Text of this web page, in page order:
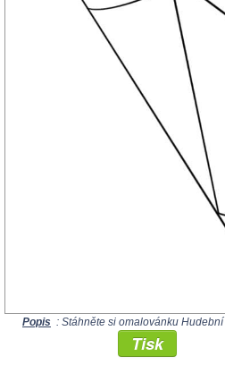
Popis : Stáhněte si omalovánku
Tisk